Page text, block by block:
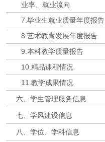
业率、就业流向
7.毕业生就业质量年度报告
8.艺术教育发展年度报告
9.本科教学质量报告
10.精品课程情况
11.教学成果情况
六、学生管理服务信息
七、学风建设信息
八、学位、学科信息